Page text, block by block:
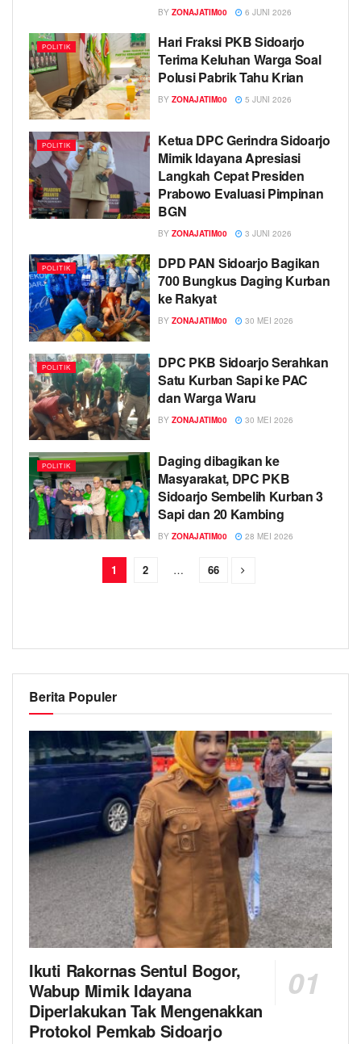
BY ZONAJATIM00 6 JUNI 2026
POLITIK
Hari Fraksi PKB Sidoarjo
Terima Keluhan Warga Soal
Polusi Pabrik Tahu Krian
BY ZONAJATIM00 5 JUNI 2026
POLITIK
Ketua DPC Gerindra Sidoarjo
Mimik Idayana Apresiasi
Langkah Cepat Presiden
Prabowo Evaluasi Pimpinan
BGN
BY ZONAJATIM00 3 JUNI 2026
POLITIK
DPD PAN Sidoarjo Bagikan
700 Bungkus Daging Kurban
ke Rakyat
BY ZONAJATIM00 30 MEI 2026
POLITIK
DPC PKB Sidoarjo Serahkan
Satu Kurban Sapi ke PAC
dan Warga Waru
BY ZONAJATIM00 30 MEI 2026
POLITIK
Daging dibagikan ke
Masyarakat, DPC PKB
Sidoarjo Sembelih Kurban 3
Sapi dan 20 Kambing
BY ZONAJATIM00 28 MEI 2026
1 2 … 66
Berita Populer
Ikuti Rakornas Sentul Bogor,
Wabup Mimik Idayana
Diperlakukan Tak Mengenakkan
Protokol Pemkab Sidoarjo